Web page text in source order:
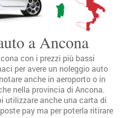
a Ancona
con i prezzi più bassi
per avere un noleggio auto
anche in aeroporto o in
nella provincia di Ancona.
utilizzare anche una carta di
pay ma per poterla ritirare